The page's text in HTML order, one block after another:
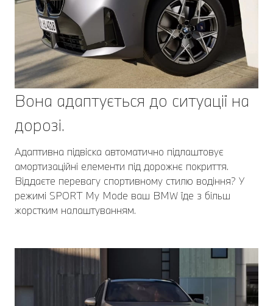
Вона адаптується до ситуації на
дорозі.
Адаптивна підвіска автоматично підлаштовує
амортизаційні елементи під дорожнє покриття.
Віддаєте перевагу спортивному стилю водіння? У
режимі SPORT My Mode ваш BMW їде з більш
жорстким налаштуванням.